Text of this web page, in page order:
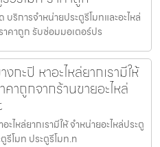
ริการจำหน่ายประตูรีโมทและอะไหล่
คาถูก รับซ่อมมอเตอร์ปร
กะปิ หาอะไหล่ยากเรามีให้
คาถูกจากร้านขายอะไหล่
ไหล่ยากเรามีให้ จำหน่ายอะไหล่ประตู
รีโมท ประตูรีโมท.n